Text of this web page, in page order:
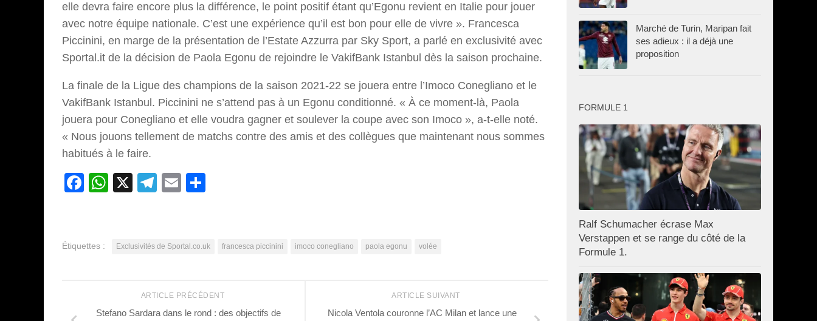
elle devra faire encore plus la différence, le point positif étant qu’Egonu revient en Italie pour jouer
avec notre équipe nationale. C’est une expérience qu’il est bon pour elle de vivre ». Francesca
Piccinini, en marge de la présentation de l’Estate Azzurra par Sky Sport, a parlé en exclusivité avec
Sportal.it de la décision de Paola Egonu de rejoindre le VakifBank Istanbul dès la saison prochaine.
La finale de la Ligue des champions de la saison 2021-22 se jouera entre l’Imoco Conegliano et le
VakifBank Istanbul. Piccinini ne s’attend pas à un Egonu conditionné. « À ce moment-là, Paola
jouera pour Conegliano et elle voudra gagner et soulever la coupe avec son Imoco », a-t-elle noté.
« Nous jouons tellement de matchs contre des amis et des collègues que maintenant nous sommes
habitués à le faire.
Facebook
WhatsApp
X Telegram
Email
Étiquettes : Exclusivités de Sportal.co.uk francesca piccinini imoco conegliano paola egonu volée
ARTICLE SUIVANT
Nicola Ventola couronne l’AC Milan et lance une
ARTICLE PRÉCÉDENT
Stefano Sardara dans le rond : des objectifs de
Marché de Turin, Maripan fait
ses adieux : il a déjà une
proposition
FORMULE 1
Ralf Schumacher écrase Max
Verstappen et se range du côté de la
Formule 1.